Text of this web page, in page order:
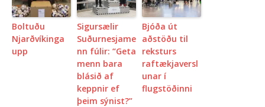
Boltuðu
Njarðvíkinga
upp
Sigursælir
Suðurnesjame
nn fúlir: “Geta
menn bara
blásið af
keppnir ef
þeim sýnist?”
Bjóða út
aðstöðu til
reksturs
raftækjaversl
unar í
flugstöðinni